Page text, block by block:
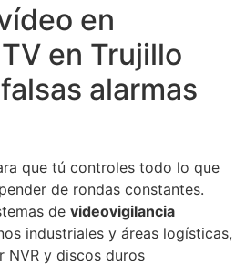
en
en Trujillo
alarmas
que tú controles todo lo que
de rondas constantes.
de videovigilancia
industriales y áreas logísticas,
NVR y discos duros